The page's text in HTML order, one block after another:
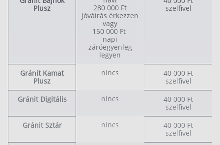
Plusz
280 000 Ft
jóváírás érkezzen
vagy
150 000 Ft
napi
záróegyenleg
legyen
szelfivel
Gránit Kamat
Plusz
nincs
40 000 Ft
szelfivel
Gránit Digitális
nincs
40 000 Ft
szelfivel
Gránit Sztár
nincs
40 000 Ft
szelfivel